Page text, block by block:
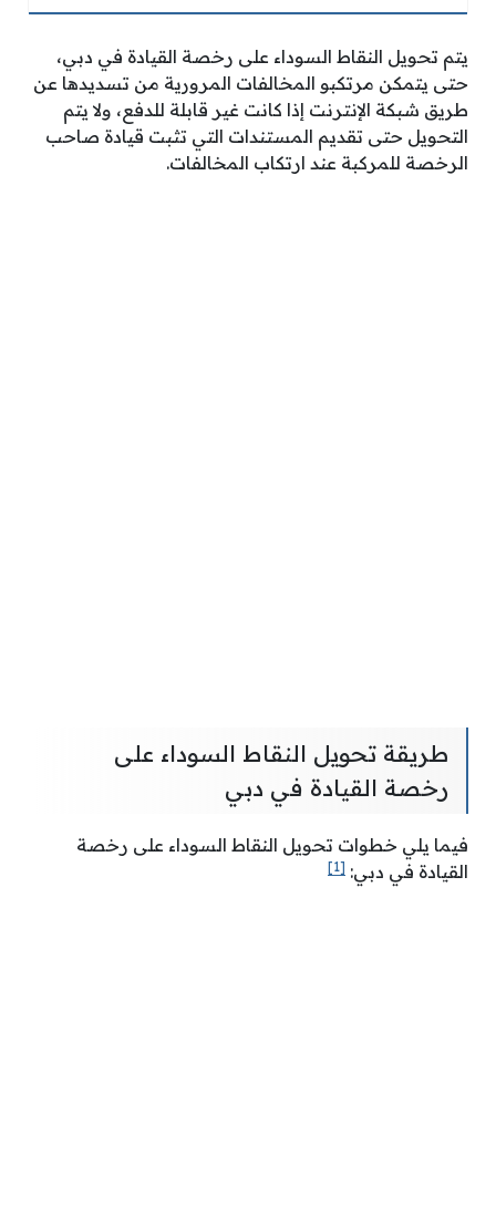
يتم تحويل النقاط السوداء على رخصة القيادة في دبي،
حتى يتمكن مرتكبو المخالفات المرورية من تسديدها عن
طريق شبكة الإنترنت إذا كانت غير قابلة للدفع، ولا يتم
التحويل حتى تقديم المستندات التي تثبت قيادة صاحب
الرخصة للمركبة عند ارتكاب المخالفات.
طريقة تحويل النقاط السوداء على
رخصة القيادة في دبي
فيما يلي خطوات تحويل النقاط السوداء على رخصة
القيادة في دبي: [1]